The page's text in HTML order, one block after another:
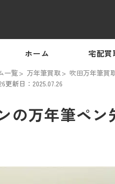
ホーム 宅配買
一覧 万年筆買取 吹田万年筆買
更新日：2025.07.26
の万年筆ペ